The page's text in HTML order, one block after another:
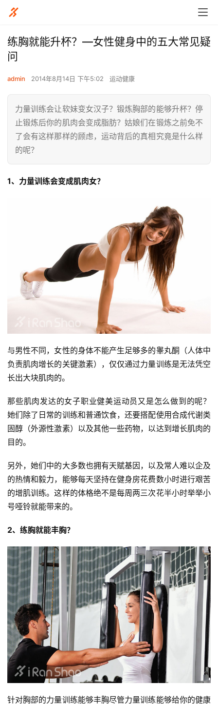
练胸就能升杯？—女性健身中的五大常见疑
问
admin 2014年8月14日 下午5:02 运动健康
力量训练会让软妹变女汉子？锻炼胸部的能够升杯？停
止锻炼后你的肌肉会变成脂肪？姑娘们在锻炼之前免不
了会有这样那样的顾虑，运动背后的真相究竟是什么样
的呢？
1、力量训练会变成肌肉女？
与男性不同，女性的身体不能产生足够多的睾丸酮（人体中
负责肌肉增长的关键激素），仅仅通过力量训练是无法凭空
长出大块肌肉的。
那些肌肉发达的女子职业健美运动员又是怎么做到的呢？
她们除了日常的训练和普通饮食，还要搭配使用合成代谢类
固醇（外源性激素）以及其他一些药物，以达到增长肌肉的
目的。
另外，她们中的大多数也拥有天赋基因，以及常人难以企及
的热情和毅力，能够每天坚持在健身房花费数小时进行艰苦
的增肌训练。这样的体格绝不是每周两三次花半小时举举小
号哑铃就能带来的。
2、练胸就能丰胸？
针对胸部的力量训练能够丰胸尽管力量训练能够给你的健康